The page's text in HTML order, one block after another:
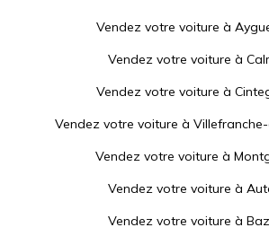
Vendez votre voiture à
Vendez votre voiture à
Vendez votre voiture à
Vendez votre voiture à
Vendez votre voiture à
Vendez votre voiture à
Vendez votre voiture à